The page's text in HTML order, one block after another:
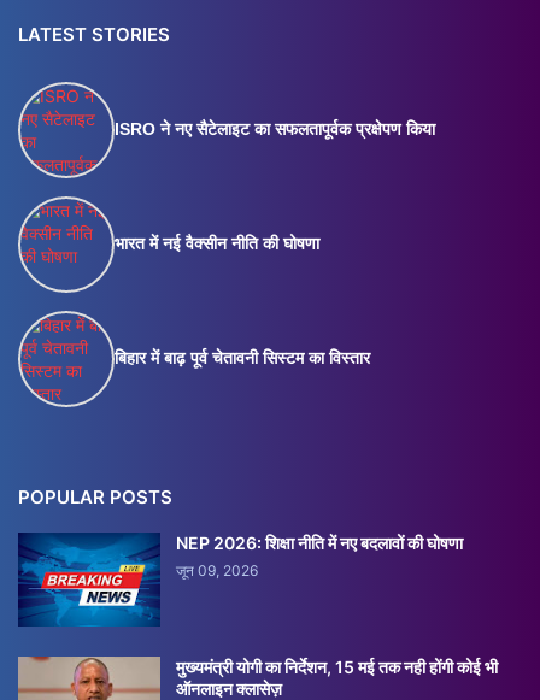
LATEST STORIES
ISRO ने नए सैटेलाइट का सफलतापूर्वक प्रक्षेपण किया
भारत में नई वैक्सीन नीति की घोषणा
बिहार में बाढ़ पूर्व चेतावनी सिस्टम का विस्तार
POPULAR POSTS
NEP 2026: शिक्षा नीति में नए बदलावों की घोषणा
जून 09, 2026
मुख्यमंत्री योगी का निर्देशन, 15 मई तक नही होंगी कोई भी
ऑनलाइन क्लासेज़